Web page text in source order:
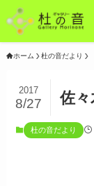
ホーム 杜の音だより
佐々
2017
8/27
杜の音だより